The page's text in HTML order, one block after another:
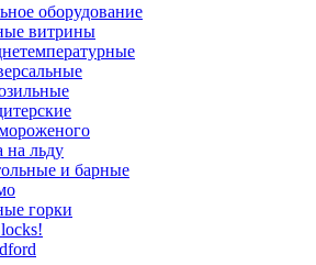
оборудование
витрины
на льду
и барные
горки